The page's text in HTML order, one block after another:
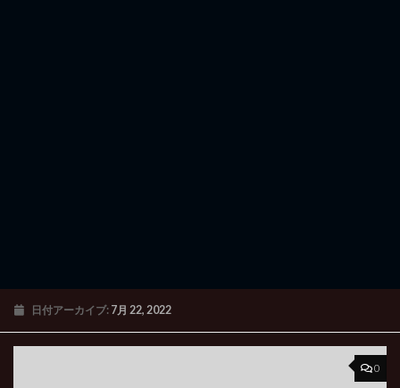
日付アーカイブ: 7月 22, 2022
0